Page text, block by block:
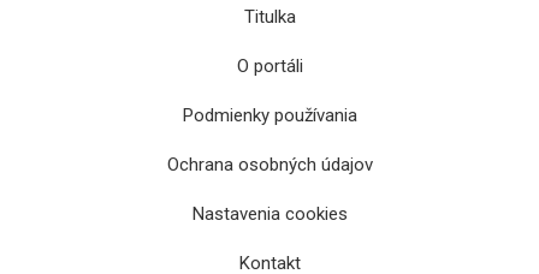
Skoré vyhlásenie volieb na dekana Fakulty
verejnej správy UPJŠ vyvolalo búrlivú
Titulka
O portáli
Podmienky používania
Ochrana osobných údajov
Nastavenia cookies
Kontakt